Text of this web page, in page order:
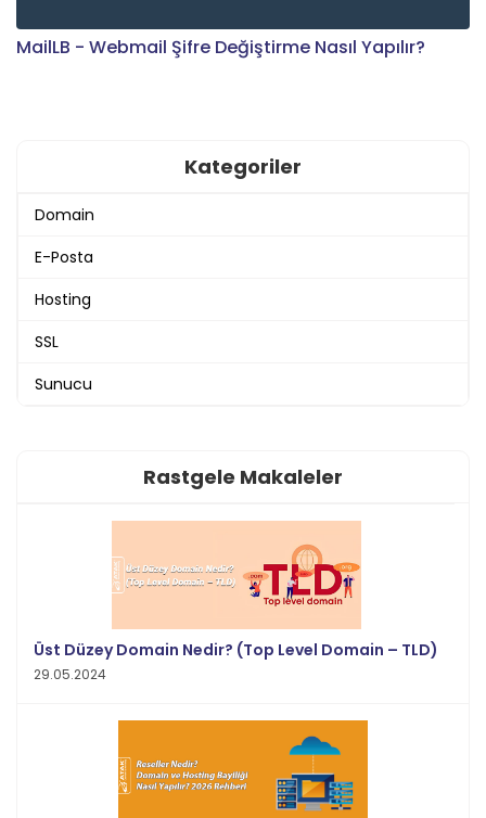
MailLB - Webmail Şifre Değiştirme Nasıl Yapılır?
Kategoriler
Domain
E-Posta
Hosting
SSL
Sunucu
Rastgele Makaleler
Üst Düzey Domain Nedir? (Top Level Domain – TLD)
29.05.2024